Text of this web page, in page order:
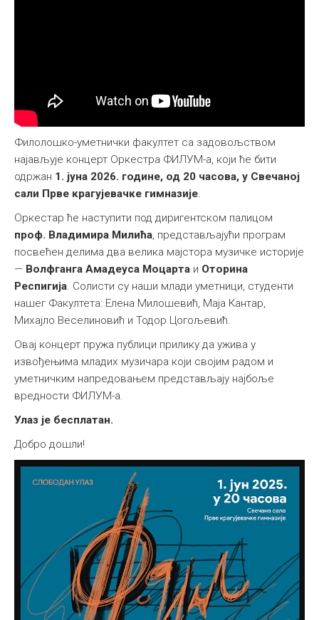
Филолошко-уметнички факултет са задовољством
најављује концерт Оркестра ФИЛУМ-а, који ће бити
одржан 1. јуна 2026. године, од 20 часова, у Свечаној
сали Прве крагујевачке гимназије
Оркестар ће наступити под диригентском палицом
проф. Владимира Милића , представљајући програм
посвећен делима два велика мајстора музичке историје
— Волфганга Амадеуса Моцарта и Оторина
Респигија . Солисти су наши млади уметници, студенти
нашег Факултета: Елена Милошевић, Маја Кантар,
Михајло Веселиновић и Тодор Цогољевић.
Овај концерт пружа публици прилику да ужива у
извођењима младих музичара који својим радом и
уметничким напредовањем представљају најбоље
вредности ФИЛУМ-а.
Улаз је бесплатан.
Добро дошли!